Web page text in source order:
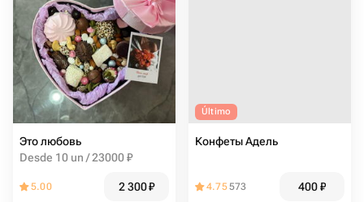
Это любовь
Desde 10 un / 23000 ₽
5.00 2 300₽
Último
Конфеты Адель
4.75573 400₽